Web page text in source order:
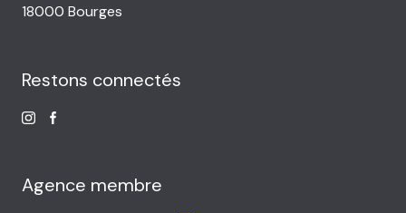
18000 Bourges
Restons connectés
Agence membre